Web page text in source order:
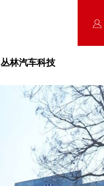
丛林汽车科技